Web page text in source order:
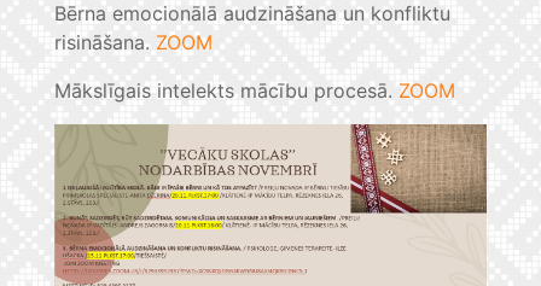
Bērna emocionālā audzināšana un konfliktu
risināšana. ZOOM
Mākslīgais intelekts mācību procesā. ZOOM